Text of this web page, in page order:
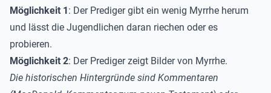
Möglichkeit 1: Der Prediger gibt ein wenig Myrrhe herum
und lässt die Jugendlichen daran riechen oder es
probieren.
Möglichkeit 2: Der Prediger zeigt Bilder von Myrrhe.
Die historischen Hintergründe sind Kommentaren